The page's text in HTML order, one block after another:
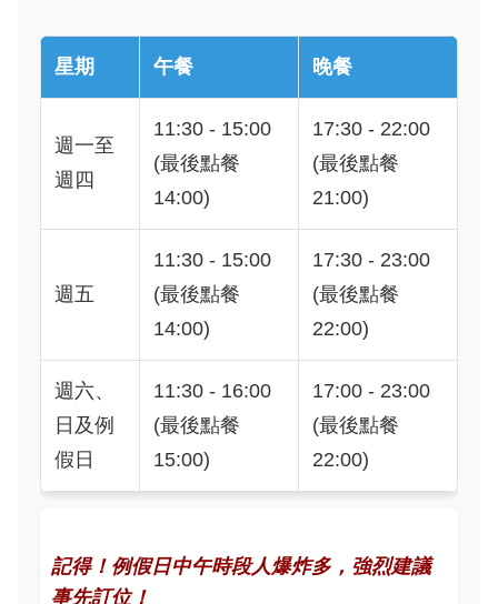
星期 午餐 晚餐
週一至
週四
11:30 - 15:00
(最後點餐
14:00)
17:30 - 22:00
(最後點餐
21:00)
週五
11:30 - 15:00
(最後點餐
14:00)
17:30 - 23:00
(最後點餐
22:00)
週六、
日及例
假日
11:30 - 16:00
(最後點餐
15:00)
17:00 - 23:00
(最後點餐
22:00)
記得！例假日中午時段人爆炸多，強烈建議
事先訂位！